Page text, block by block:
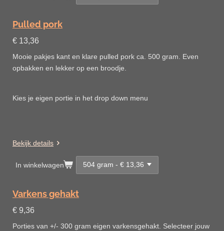
Pulled pork
€ 13,36
Mooie pakjes kant en klare pulled pork ca. 500 gram. Even
opbakken en lekker op een broodje.
Kies je eigen portie in het drop down menu
Bekijk details
In winkelwagen
Varkens gehakt
€ 9,36
Porties van +/- 300 gram eigen varkensgehakt. Selecteer jouw